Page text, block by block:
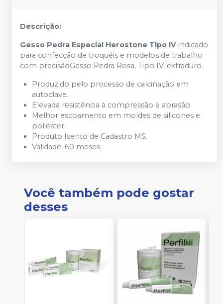
Descrição:
Gesso Pedra Especial Herostone Tipo IV indicado
para confecção de troquéis e modelos de trabalho
com precisãoGesso Pedra Rosa, Tipo IV, extraduro.
Produzido pelo processo de calcinação em
autoclave.
Elevada resistência à compressão e abrasão.
Melhor escoamento em moldes de silicones e
poliéster.
Produto Isento de Cadastro MS.
Validade: 60 meses.
Você também pode gostar
desses